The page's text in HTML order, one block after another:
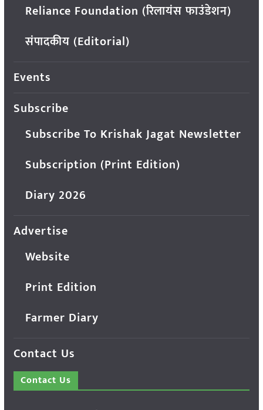
Reliance Foundation (रिलायंस फाउंडेशन)
संपादकीय (Editorial)
Events
Subscribe
Subscribe To Krishak Jagat Newsletter
Subscription (Print Edition)
Diary 2026
Advertise
Website
Print Edition
Farmer Diary
Contact Us
Contact Us